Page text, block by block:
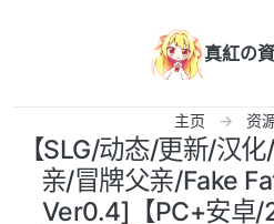
真紅の
主页 资
【SLG/动态/更新/汉
亲/冒牌父亲/Fake
Ver0.4]【PC+安卓/